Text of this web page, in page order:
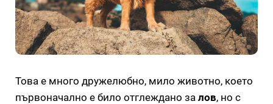
Това е много дружелюбно, мило животно, което
първоначално е било отглеждано за лов, но с